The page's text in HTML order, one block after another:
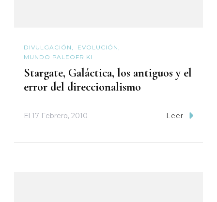
DIVULGACIÓN
EVOLUCIÓN
MUNDO PALEOFRIKI
Stargate, Galáctica, los antiguos y el
error del direccionalismo
El 17 Febrero, 2010 Leer